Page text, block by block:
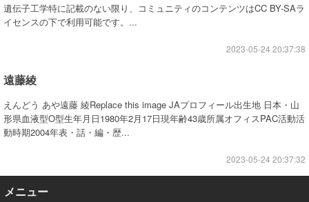
遺伝子工学特に記載のない限り、コミュニティのコンテンツはCC BY-SAラ
イセンスの下で利用可能です。...
2023-05-24 20:37:38
遠藤綾
えんどう あや遠藤 綾Replace this image JAプロフィール出生地 日本・山
形県血液型O型生年月日1980年2月17日現年齢43歳所属オフィスPAC活動活
動時期2004年表・話・編・歴...
2023-05-24 20:37:32
メニュー